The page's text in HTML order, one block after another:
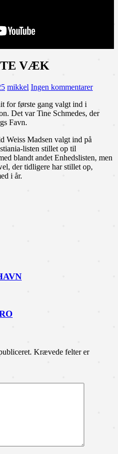
VÆK
mikkel Ingen kommentarer
for første gang valgt ind i
Det var Tine Schmedes, der
Favn.
Weiss Madsen valgt ind på
listen stillet op til
blandt andet Enhedslisten, men
der tidligere har stillet op,
i år.
Krævede felter er